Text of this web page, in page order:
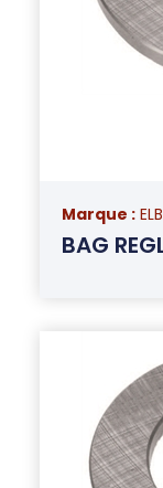
Marque :
BAG